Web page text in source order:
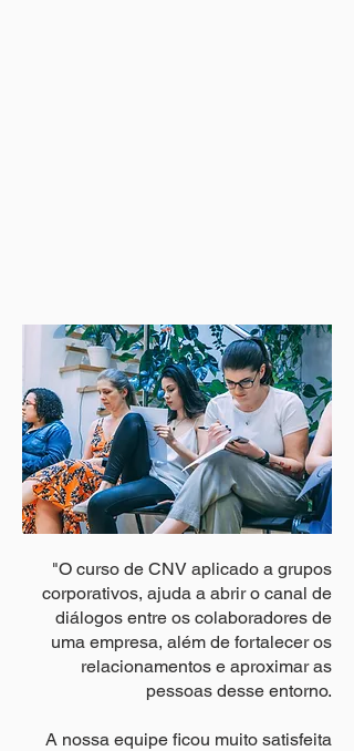
"O curso de CNV aplicado a grupos
corporativos, ajuda a abrir o canal de
diálogos entre os colaboradores de
uma empresa, além de fortalecer os
relacionamentos e aproximar as
pessoas desse entorno.
A nossa equipe ficou muito satisfeita